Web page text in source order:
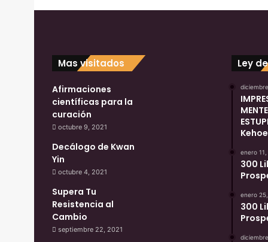
Mas visitados
Afirmaciones
científicas para la
curación
octubre 9, 2021
Decálogo de Kwan
Yin
octubre 4, 2021
Supera Tu
Resistencia al
Cambio
septiembre 22, 2021
Ley
enero
300
enero
300